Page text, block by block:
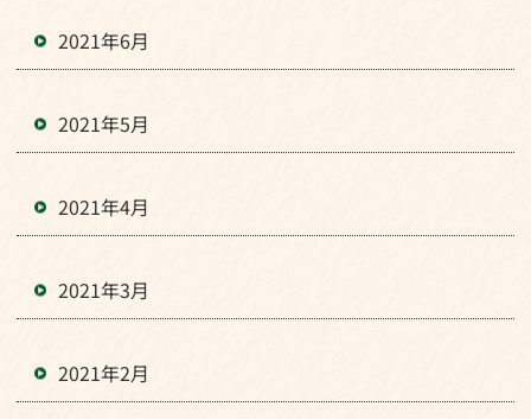
2021年6月
2021年5月
2021年4月
2021年3月
2021年2月